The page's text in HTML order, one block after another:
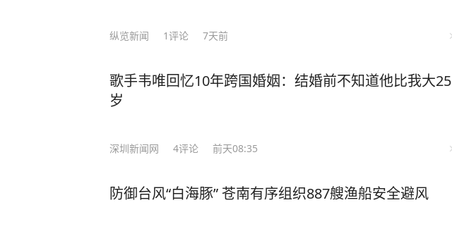
纵览新闻 1评论 7天前
歌手韦唯回忆10年跨国婚姻：结婚前不知道他比我大25
岁
深圳新闻网 4评论 前天08:35
防御台风“白海豚” 苍南有序组织887艘渔船安全避风